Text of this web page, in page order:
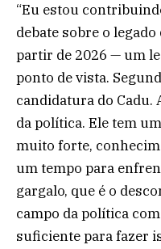
“Eu estou
debate sobre o
partir de 2026 — um
ponto de vista.
candidatura do Cadu.
da política. Ele tem
muito forte,
um tempo para
gargalo, que é o
campo da política
suficiente para fazer